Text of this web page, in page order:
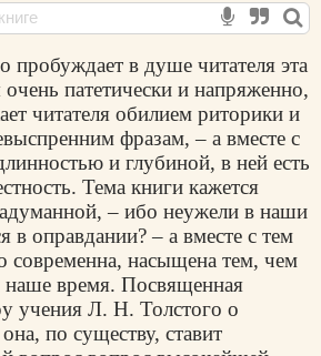
пробуждает в душе читателя эта
патетически и напряженно,
читателя обилием риторики и
фразам, – а вместе с
и глубиной, в ней есть
Тема книги кажется
– ибо неужели в наши
в оправдании? – а вместе с тем
современна, насыщена тем, чем
наше время. Посвященная
учения Л. Н. Толстого о
по существу, ставит